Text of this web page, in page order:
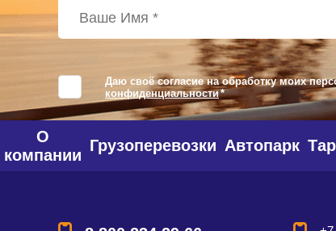
Даю своё согласие на обработку моих
конфиденциальности*
О
компании
Грузоперевозки Автопарк